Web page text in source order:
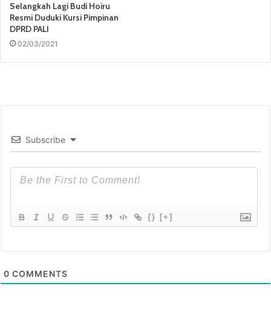
Selangkah Lagi Budi Hoiru
Resmi Duduki Kursi Pimpinan
DPRD PALI
02/03/2021
Subscribe
{} [+]
0 COMMENTS